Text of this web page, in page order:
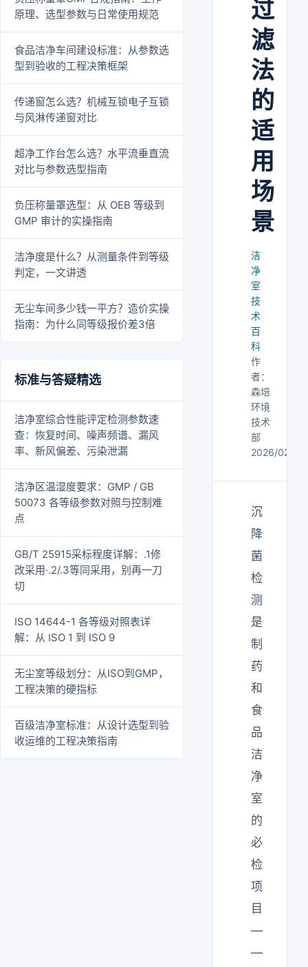
原理、选型参数与日常使用规范
食品洁净车间建设标准：从参数选
型到验收的工程决策框架
传递窗怎么选？机械互锁电子互锁
与风淋传递窗对比
超净工作台怎么选？水平流垂直流
对比与参数选型指南
负压称量罩选型：从 OEB 等级到
GMP 审计的实操指南
洁净度是什么？从测量条件到等级
判定，一文讲透
无尘车间多少钱一平方？造价实操
指南：为什么同等级报价差3倍
标准与答疑精选
洁净室综合性能评定检测参数速
查：恢复时间、噪声频谱、漏风
率、新风偏差、污染泄漏
洁净区温湿度要求：GMP / GB
50073 各等级参数对照与控制难
点
GB/T 25915采标程度详解：.1修
改采用·.2/.3等同采用，别再一刀
切
ISO 14644-1 各等级对照表详
解：从 ISO 1 到 ISO 9
无尘室等级划分：从ISO到GMP，
工程决策的硬指标
百级洁净室标准：从设计选型到验
收运维的工程决策指南
过
滤
法
的
适
用
场
景
洁
净
室
技
术
百
科
作
者：
森培
环境
技术
部
2026/02/14
沉
降
菌
检
测
是
制
药
和
食
品
洁
净
室
的
必
检
项
目
—
—